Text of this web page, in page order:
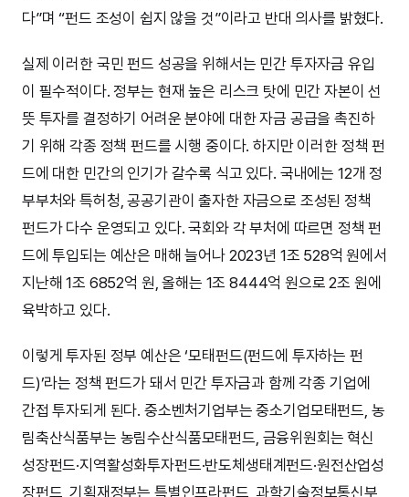
다”며 “펀드 조성이 쉽지 않을 것”이라고 반대 의사를 밝혔다.
실제 이러한 국민 펀드 성공을 위해서는 민간 투자자금 유입
이 필수적이다. 정부는 현재 높은 리스크 탓에 민간 자본이 선
뜻 투자를 결정하기 어려운 분야에 대한 자금 공급을 촉진하
기 위해 각종 정책 펀드를 시행 중이다. 하지만 이러한 정책 펀
드에 대한 민간의 인기가 갈수록 식고 있다. 국내에는 12개 정
부부처와 특허청, 공공기관이 출자한 자금으로 조성된 정책
펀드가 다수 운영되고 있다. 국회와 각 부처에 따르면 정책 펀
드에 투입되는 예산은 매해 늘어나 2023년 1조 528억 원에서
지난해 1조 6852억 원, 올해는 1조 8444억 원으로 2조 원에
육박하고 있다.
이렇게 투자된 정부 예산은 ‘모태펀드(펀드에 투자하는 펀
드)’라는 정책 펀드가 돼서 민간 투자금과 함께 각종 기업에
간접 투자되게 된다. 중소벤처기업부는 중소기업모태펀드, 농
림축산식품부는 농림수산식품모태펀드, 금융위원회는 혁신
성장펀드·지역활성화투자펀드·반도체생태계펀드·원전산업성
장펀드, 기획재정부는 특별인프라펀드, 과학기술정보통신부